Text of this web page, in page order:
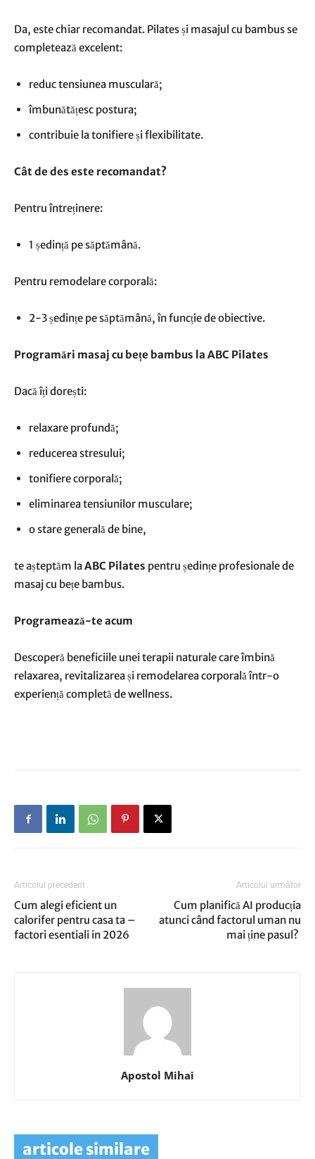
Da, este chiar recomandat. Pilates și masajul cu bambus se
completează excelent:
reduc tensiunea musculară;
îmbunătățesc postura;
contribuie la tonifiere și flexibilitate.
Cât de des este recomandat?
Pentru întreținere:
1 ședință pe săptămână.
Pentru remodelare corporală:
2-3 ședințe pe săptămână, în funcție de obiective.
Programări masaj cu bețe bambus la ABC Pilates
Dacă îți dorești:
relaxare profundă;
reducerea stresului;
tonifiere corporală;
eliminarea tensiunilor musculare;
o stare generală de bine,
te așteptăm laABC Pilates pentru ședințe profesionale de
masaj cu bețe bambus.
Programează-te acum
Descoperă beneficiile unei terapii naturale care îmbină
relaxarea, revitalizarea și remodelarea corporală într-o
experiență completă de wellness.
Articolul precedent
Cum alegi eficient un
calorifer pentru casa ta –
factori esentiali in 2026
Articolul următor
Cum planifică AI producția
atunci când factorul uman nu
mai ține pasul?
Apostol Mihai
articole similare